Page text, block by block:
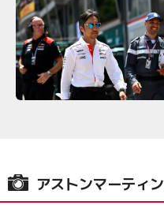
アストンマーティン